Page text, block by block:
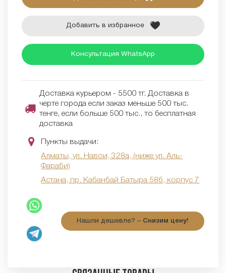
Добавить в избранное
Консультация WhatsApp
Доставка курьером - 5500 тг. Доставка в
черте города если заказ меньше 500 тыс.
тенге, если больше 500 тыс., то бесплатная
доставка
Пункты выдачи:
Алматы, ул. Навои, 328а, (ниже ул. Аль-
Фараби)
Астана, пр. Кабанбай Батыра 58б, корпус 7
Нашли дешевле? – Снизим цену!